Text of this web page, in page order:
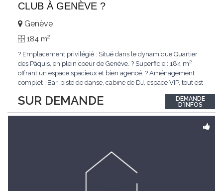
CLUB À GENÈVE ?
SUR DEMANDE
Genève
184 m2
? Emplacement privilégié : Situé dans le dynamique Quartier
des Pâquis, en plein coeur de Genève. ? Superficie : 184 m²
offrant un espace spacieux et bien agencé. ? Aménagement
complet : Bar, piste de danse, cabine de DJ, espace VIP, tout est
: Un lieu polyvalent qui s'adapte à tous les goûts musicaux. ?
Clientèle...
DEMANDE
D'INFOS